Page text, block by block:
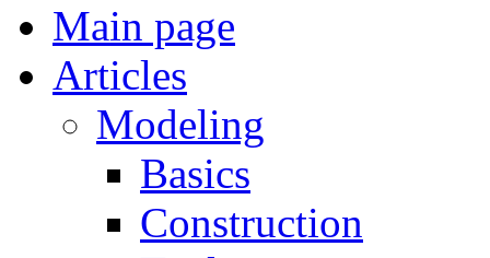
Main page
Articles
Modeling
Basics
Construction